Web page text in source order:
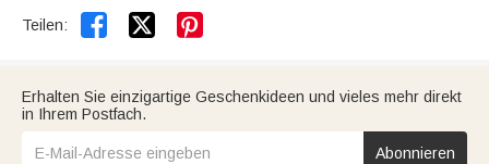
Teilen:  
Erhalten Sie einzigartige Geschenkideen und vieles mehr direkt
in Ihrem Postfach.
Abonnieren